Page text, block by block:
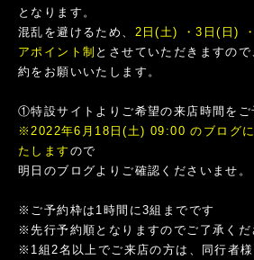
となります。
混乱を避けるため、 2日(土) ・3日(日)
アポイント制 とさせていただきますの
約をお願いいたします。
①特設サイトよりご希望の来店時間をご
※2022年6月18日(土) 09:00 のブログ
たします ので
明日のブログよりご確認くださいませ。
※ご予約枠は1時間に3組までです
※先行予約順となりますのでご了承くだ
※1組2名以上でご来店の方は、同行者